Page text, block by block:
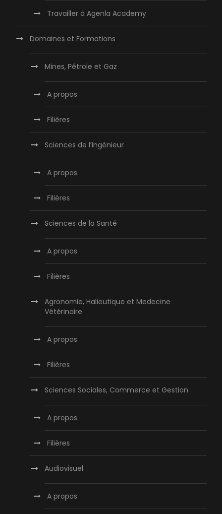
Travailler à Agenla Academy
Domaines et Formations
Mines, Pétrole et Gaz
A propos
Filières
Sciences de l’Ingénieur
A propos
Filières
Sciences de la Santé
A propos
Filières
Agronomie, Halieutique et Medecine
Vétérinaire
A propos
Filières
Sciences Sociales, Commerce et Gestion
A propos
Filières
Audiovisuel
A propos